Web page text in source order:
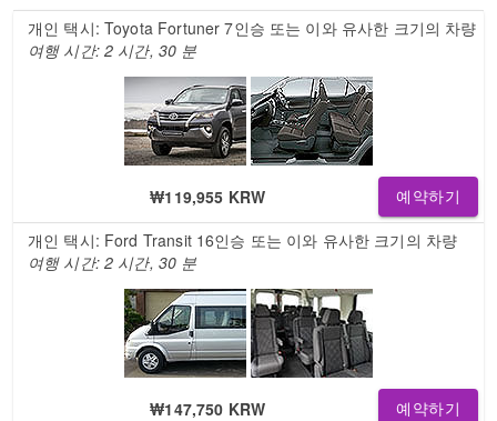
개인 택시: Toyota Fortuner 7인승 또는 이와 유사한 크기의 차량
여행 시간: 2 시간, 30 분
₩119,955 KRW 예약하기
개인 택시: Ford Transit 16인승 또는 이와 유사한 크기의 차량
여행 시간: 2 시간, 30 분
₩147,750 KRW 예약하기